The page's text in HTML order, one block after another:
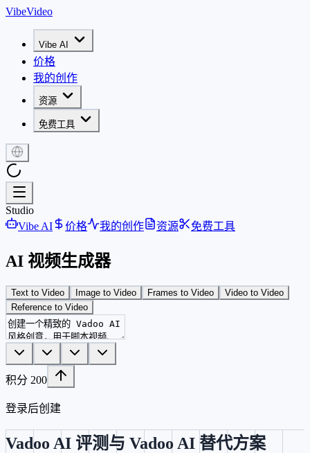
VibeVideo
Vibe AI
价格
我的创作
资源
免费工具
Studio
Vibe AI
价格 我的创作 资源 免费工具
AI 视频生成器
Text to Video Image to Video Frames to Video
Video to Video
Reference to Video
积分 200
登录后创建
Vadoo AI 评测与 Vadoo AI 替代方案